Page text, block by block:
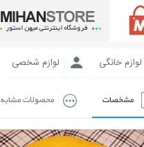
لوازم خانگی لوازم شخصی
مشخصات محصولات مشابه